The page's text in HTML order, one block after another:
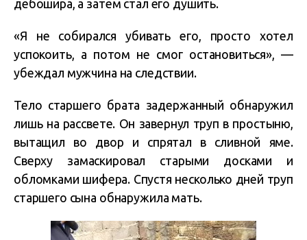
дебошира, а затем стал его душить.
«Я не собирался убивать его, просто хотел
успокоить, а потом не смог остановиться», —
убеждал мужчина на следствии.
Тело старшего брата задержанный обнаружил
лишь на рассвете. Он завернул труп в простыню,
вытащил во двор и спрятал в сливной яме.
Сверху замаскировал старыми досками и
обломками шифера. Спустя несколько дней труп
старшего сына обнаружила мать.